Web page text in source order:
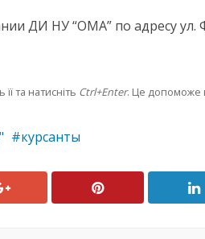
ДИ НУ “ОМА” по адресу ул.
та натисніть Ctrl+Enter. Це допоможе
курсанты